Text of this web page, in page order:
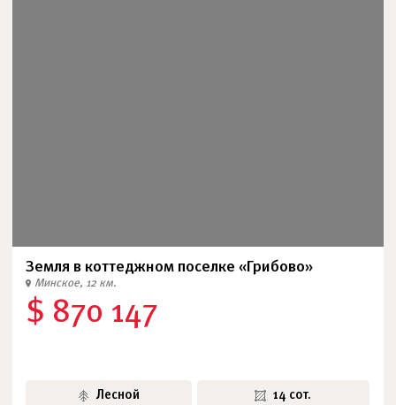
Земля в коттеджном поселке «Грибово»
Минское, 12 км.
$ 870 147
Лесной 14 сот.